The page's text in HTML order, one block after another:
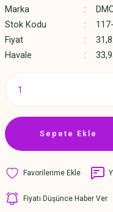
Marka
Stok Kodu
Fiyat
Havale
Sepete Ekle
Fiyatı Düşünce Haber Ver